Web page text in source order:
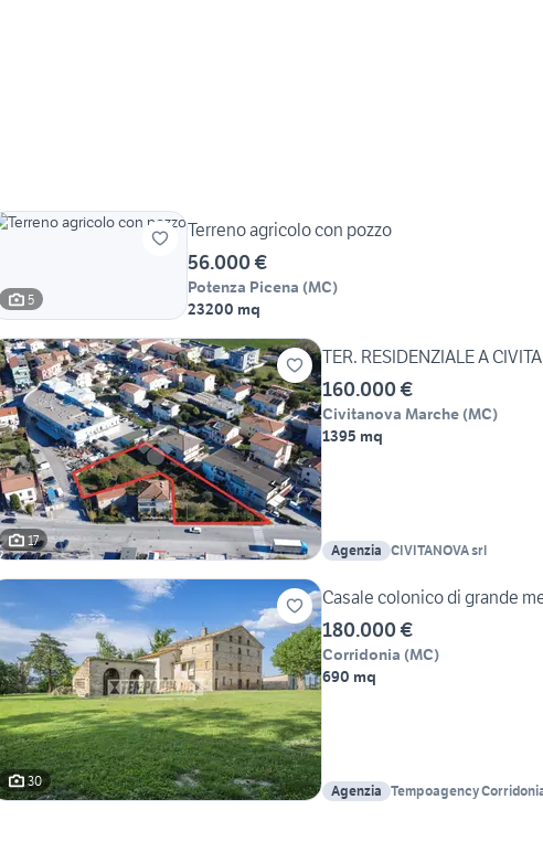
5
Terreno agricolo con pozzo
56.000 €
Potenza Picena (MC)
23200 mq
17
TER. RESIDENZIALE A
160.000 €
Civitanova Marche (MC)
1395 mq
Agenzia CIVITANOVA srl
30
Casale colonico di grande
180.000 €
Corridonia (MC)
690 mq
Agenzia Tempoagency